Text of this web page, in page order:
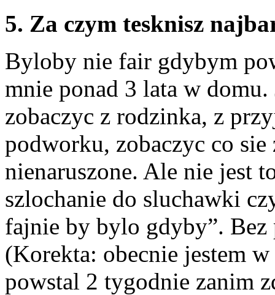
5. Za czym tesknisz
Byloby nie fair gdybym
mnie ponad 3 lata w
zobaczyc z rodzinka, z
podworku, zobaczyc co
nienaruszone. Ale nie jest
szlochanie do sluchawki
fajnie by bylo gdyby”.
(Korekta: obecnie jestem
powstal 2 tygodnie zanim